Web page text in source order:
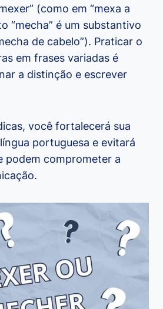
(como em “mexa a
“mecha” é um substantivo
de cabelo”). Praticar o
em frases variadas é
a distinção e escrever
você fortalecerá sua
portuguesa e evitará
podem comprometer a